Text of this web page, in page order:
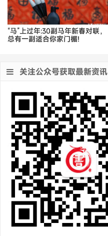
“马”上过年:30副马年新春对联，
总有一副适合你家门楣!
关注公众号获取最新资讯